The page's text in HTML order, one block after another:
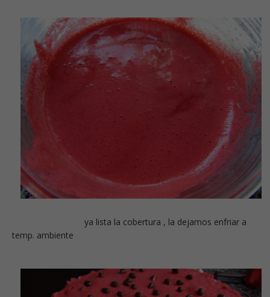
ya lista la cobertura , la dejamos enfriar a
temp. ambiente